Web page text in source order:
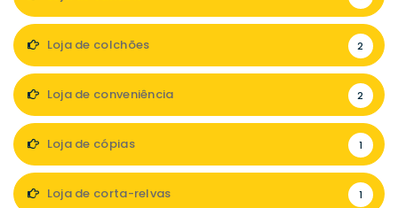
Loja de colchões 2
Loja de conveniência 2
Loja de cópias 1
Loja de corta-relvas 1